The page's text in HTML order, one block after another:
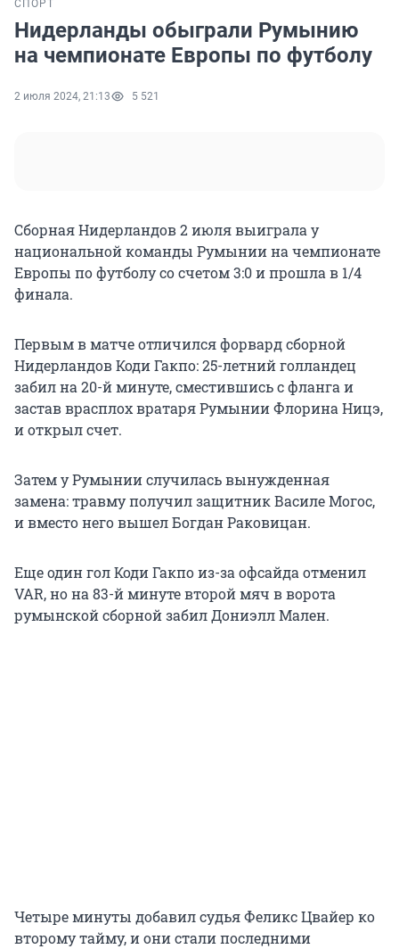
СПОРТ
Нидерланды обыграли Румынию
на чемпионате Европы по футболу
2 июля 2024, 21:13 5 521
Сборная Нидерландов 2 июля выиграла у
национальной команды Румынии на чемпионате
Европы по футболу со счетом 3:0 и прошла в 1/4
финала.
Первым в матче отличился форвард сборной
Нидерландов Коди Гакпо: 25-летний голландец
забил на 20-й минуте, сместившись с фланга и
застав врасплох вратаря Румынии Флорина Ницэ,
и открыл счет.
Затем у Румынии случилась вынужденная
замена: травму получил защитник Василе Могос,
и вместо него вышел Богдан Раковицан.
Еще один гол Коди Гакпо из-за офсайда отменил
VAR, но на 83-й минуте второй мяч в ворота
румынской сборной забил Дониэлл Мален.
Четыре минуты добавил судья Феликс Цвайер ко
второму тайму, и они стали последними